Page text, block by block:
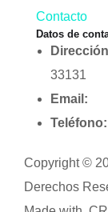
Contacto
Datos de
33131
Email:
Teléfono:
Copyright ©
Derechos